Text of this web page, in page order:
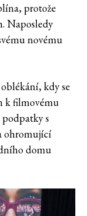
protože
Naposledy
novému
kdy se
k filmovému
s
ohromující
domu